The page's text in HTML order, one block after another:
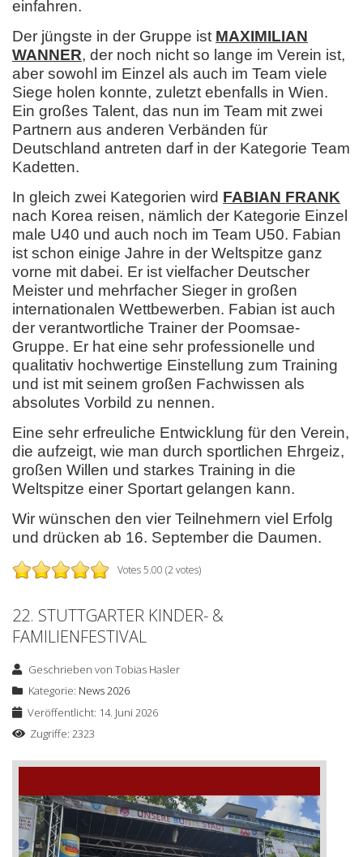
einfahren.
Der jüngste in der Gruppe ist MAXIMILIAN
WANNER, der noch nicht so lange im Verein ist,
aber sowohl im Einzel als auch im Team viele
Siege holen konnte, zuletzt ebenfalls in Wien.
Ein großes Talent, das nun im Team mit zwei
Partnern aus anderen Verbänden für
Deutschland antreten darf in der Kategorie Team
Kadetten.
In gleich zwei Kategorien wird FABIAN FRANK
nach Korea reisen, nämlich der Kategorie Einzel
male U40 und auch noch im Team U50. Fabian
ist schon einige Jahre in der Weltspitze ganz
vorne mit dabei. Er ist vielfacher Deutscher
Meister und mehrfacher Sieger in großen
internationalen Wettbewerben. Fabian ist auch
der verantwortliche Trainer der Poomsae-
Gruppe. Er hat eine sehr professionelle und
qualitativ hochwertige Einstellung zum Training
und ist mit seinem großen Fachwissen als
absolutes Vorbild zu nennen.
Eine sehr erfreuliche Entwicklung für den Verein,
die aufzeigt, wie man durch sportlichen Ehrgeiz,
großen Willen und starkes Training in die
Weltspitze einer Sportart gelangen kann.
Wir wünschen den vier Teilnehmern viel Erfolg
und drücken ab 16. September die Daumen.
Votes 5.00 (2 votes)
22. STUTTGARTER KINDER- &
FAMILIENFESTIVAL
Geschrieben vonTobias Hasler
Kategorie: News 2026
Veröffentlicht: 14. Juni 2026
Zugriffe: 2323